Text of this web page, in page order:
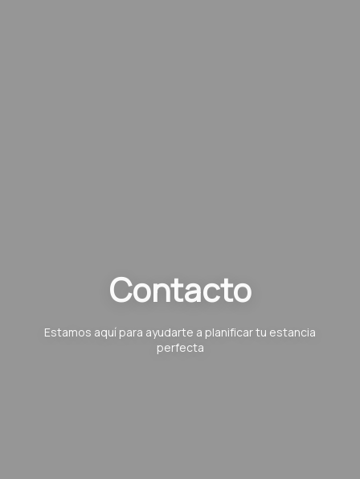
Contacto
Estamos aquí para ayudarte a planificar tu estancia
perfecta